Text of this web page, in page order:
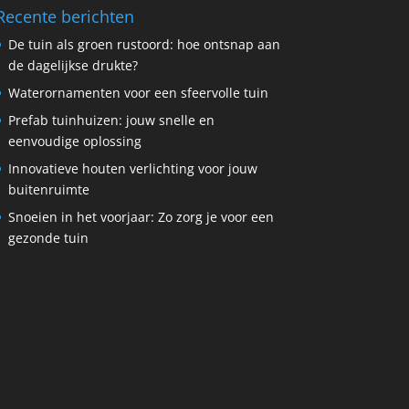
berichten
De tuin als groen rustoord: hoe ontsnap aan
de dagelijkse drukte?
Waterornamenten voor een sfeervolle tuin
Prefab tuinhuizen: jouw snelle en
eenvoudige oplossing
Innovatieve houten verlichting voor jouw
buitenruimte
Snoeien in het voorjaar: Zo zorg je voor een
gezonde tuin